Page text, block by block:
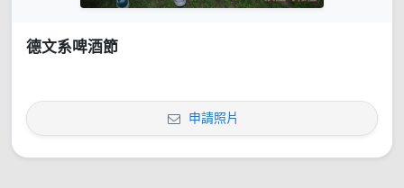
德文系啤酒節
申請照片